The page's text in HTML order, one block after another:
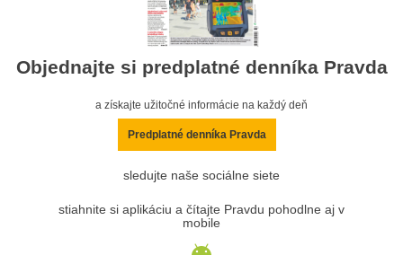
Objednajte si predplatné denníka Pravda
a získajte užitočné informácie na každý deň
Predplatné denníka Pravda
sledujte naše sociálne siete
stiahnite si aplikáciu a čítajte Pravdu pohodlne aj v
mobile